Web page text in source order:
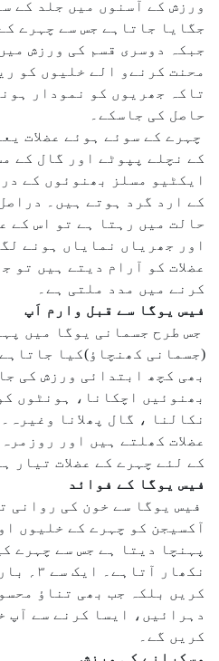
ورزش کے آسنوں میں جلد کے
جگایا جاتاہے جس سے چہرے
جبکہ دوسری قسم کی ورزش
محنت کرنےو الے خلیوں کو
تاکہ جھریوں کو نمودار
حاصل کی جاسکے۔
چہرے کے سوئے ہوئے عضلات
کے نچلے پپوٹے اور گال کے
ایکٹیو مسلز بھنوئوں کے
کے ارد گرد ہوتے ہیں۔
حالت میں رہتا ہے تو اس کے
اور جھریاں نمایاں ہونے
عضلات کو آرام دیتے ہیں تو
کرنے میں مدد ملتی ہے۔
فیس یوگا سے قبل وارم اَپ
جس طرح جسمانی یوگا میں
(جسمانی کھنچاؤ)کیا
بھی کچھ ابتدائی ورزش کی
بھنوئیں اچکانا، ہونٹوں
نکالنا ، گال پھلانا
عضلات کھلتے ہیں اور
کے لئے چہرے کے عضلات تیار
فیس یوگا کے فوائد
فیس یوگا سے خون کی روانی
آکسیجن کو چہرے کے خلیوں
پہنچا دیتا ہے جس سے چہرے
نکھار
کریں بلکہ جب بھی تناؤ
دہرائیں، ایسا کرنے سے آپ
کریں گے۔
مسکرانے کی ورزش